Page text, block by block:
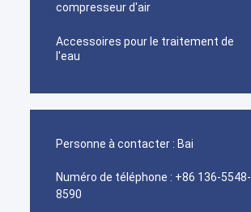
compresseur d'air
Accessoires pour le traitement de
l'eau
Personne à contacter : Bai
Numéro de téléphone : +86 136-5548-
8590